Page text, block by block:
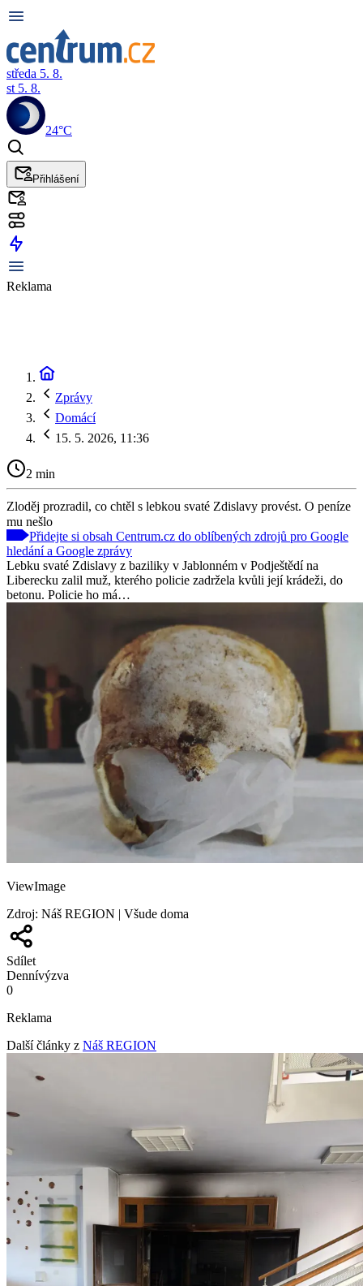
středa 5. 8.
st 5. 8.
24°C
Přihlášení
Reklama
Zprávy
Domácí
15. 5. 2026, 11:36
2 min
Zloděj prozradil, co chtěl s lebkou svaté Zdislavy provést. O peníze
mu nešlo
Přidejte si obsah Centrum.cz do oblíbených zdrojů pro Google
hledání a Google zprávy
Lebku svaté Zdislavy z baziliky v Jablonném v Podještědí na
Liberecku zalil muž, kterého policie zadržela kvůli její krádeži, do
betonu. Policie ho má…
ViewImage
Zdroj: Náš REGION | Všude doma
Sdílet
Dennívýzva
0
Reklama
Další články z Náš REGION